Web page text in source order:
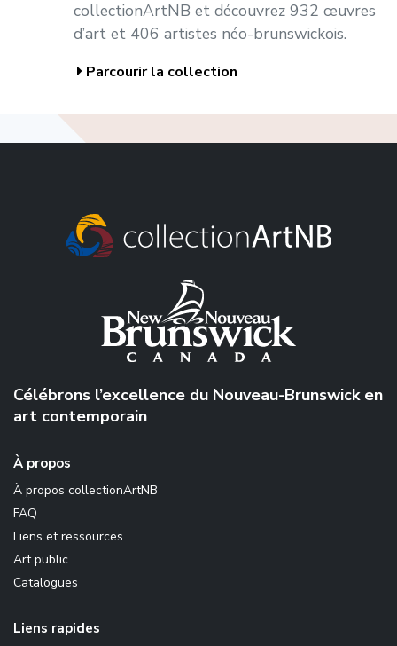
collectionArtNB et découvrez 932 œuvres
d’art et 406 artistes néo-brunswickois.
Parcourir la collection
Célébrons l’excellence du Nouveau-Brunswick en
art contemporain
À propos
À propos collectionArtNB
FAQ
Liens et ressources
Art public
Catalogues
Liens rapides